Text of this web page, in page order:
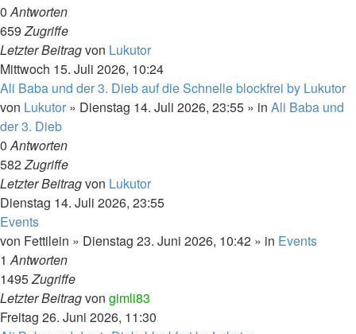
0Antworten
659Zugriffe
Letzter Beitragvon Lukutor
Mittwoch 15. Juli 2026, 10:24
Ali Baba und der 3. Dieb auf die Schnelle blockfrei by Lukutor
von Lukutor » Dienstag 14. Juli 2026, 23:55 » in Ali Baba und
der 3. Dieb
0Antworten
582Zugriffe
Letzter Beitragvon Lukutor
Dienstag 14. Juli 2026, 23:55
Events
von Fettilein » Dienstag 23. Juni 2026, 10:42 » in Events
1Antworten
1495Zugriffe
Letzter Beitragvon gimli83
Freitag 26. Juni 2026, 11:30